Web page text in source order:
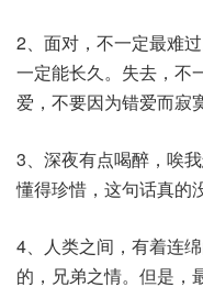
2、面对，不一定最难
一定能长久。失去，不
爱，不要因为错爱而寂
3、深夜有点喝醉，唉
懂得珍惜，这句话真的
4、人类之间，有着连
的，兄弟之情。但是，